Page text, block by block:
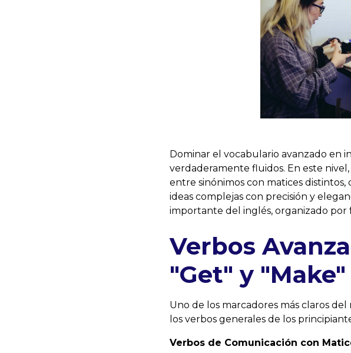
Dominar el vocabulario avanzado en
verdaderamente fluidos. En este
entre sinónimos con matices
ideas complejas con precisión y
importante del inglés, organizado por
Verbos
"Get" y "Make"
Uno de los marcadores más claros
los verbos generales de los
Verbos de Comunicación con